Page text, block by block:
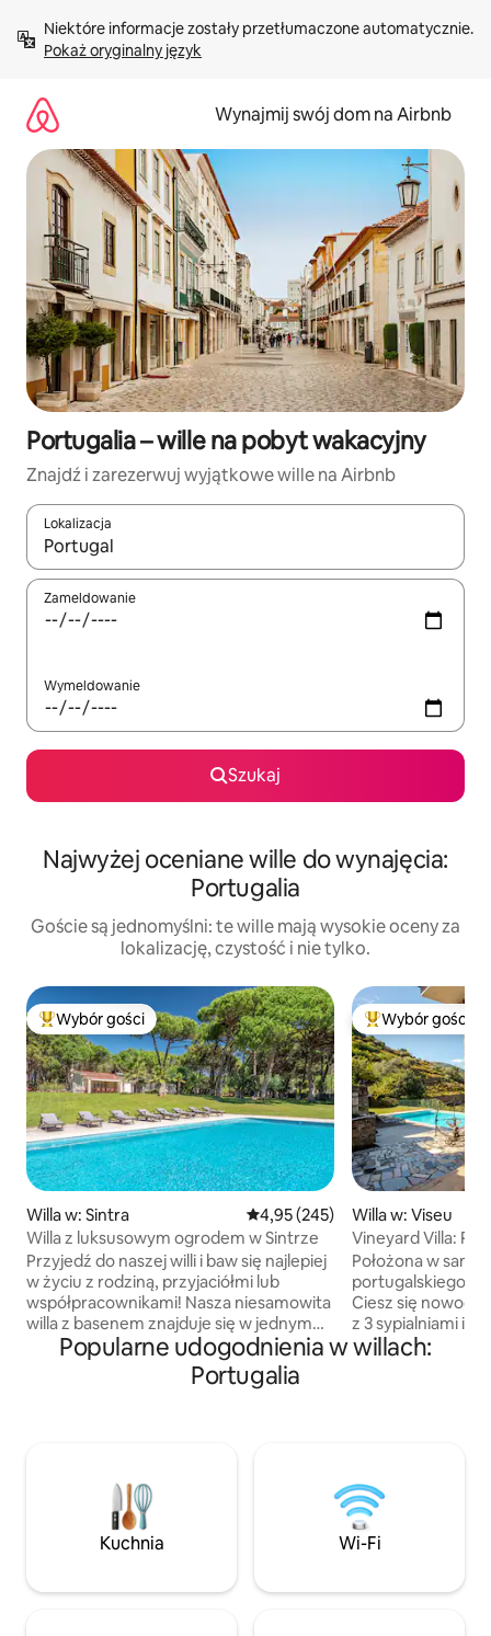
treści Pokaż oryginalny język
Wynajmij swój dom na Airbnb
Portugalia – wille na pobyt wakacyjny
Znajdź i zarezerwuj wyjątkowe wille na Airbnb
Lokalizacja
Gdy wyniki będą dostępne, możesz poruszać się po nich za
Zameldowanie
Wymeldowanie
Szukaj
Najwyżej oceniane wille do wynajęcia:
Portugalia
Goście są jednomyślni: te wille mają wysokie oceny za
lokalizację, czystość i nie tylko.
Najpopularniejsze z kategorii Wybór gości
Wybór gości
Willa w: Sintra Średnia ocena: 4,95 na 5, liczba
4,95 (245)
Willa z luksusowym ogrodem w Sintrze
Przyjedź do naszej willi i baw się najlepiej
w życiu z rodziną, przyjaciółmi lub
współpracownikami! Nasza niesamowita
willa z basenem znajduje się w jednym
z najbardziej kultowych miejsc w Parku
Przyrody Sintra-Cascais i jest otoczona
zachwycającym ogrodem, dzięki czemu
przebywa przez cztery miesiące
w naszej willi, kręcąc „Inner Life Martina
Wybór gości
Willa w: Viseu
Vineyard Villa:
Douro
Położona w
portugalskiego
Ciesz się
z 3 sypialniami i
skaliste winnice
i piękne widoki. Tylko 3 minuty jazdy do
słynnej
degustacje win i
znać, z
Popularne udogodnienia w willach:
Portugalia
Kuchnia Wi-Fi